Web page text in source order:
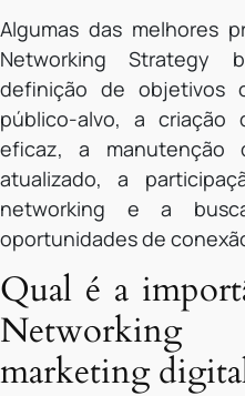
Algumas das melhores
Networking Strategy
definição de objetivos
público-alvo, a
eficaz, a manutenção
atualizado, a
networking e a
oportunidades de
Qual é a
marketing